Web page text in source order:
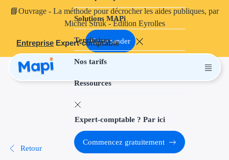
📘Ouvrage - La méthode pour décrocher les aides publiques, par
Michel Struk - Édition Eyrolles
Commander
Entreprise Expert-comptable
Solutions MAPi
Territoires
Nos tarifs
Ressources
Projets finançables
Aides à
Aides
Thématiques
Financement
Expert-comptable ? Par ici
Commencez gratuitement
Retour